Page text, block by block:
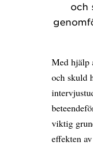
och
Med hjälp
och skuld
viktig
effekten